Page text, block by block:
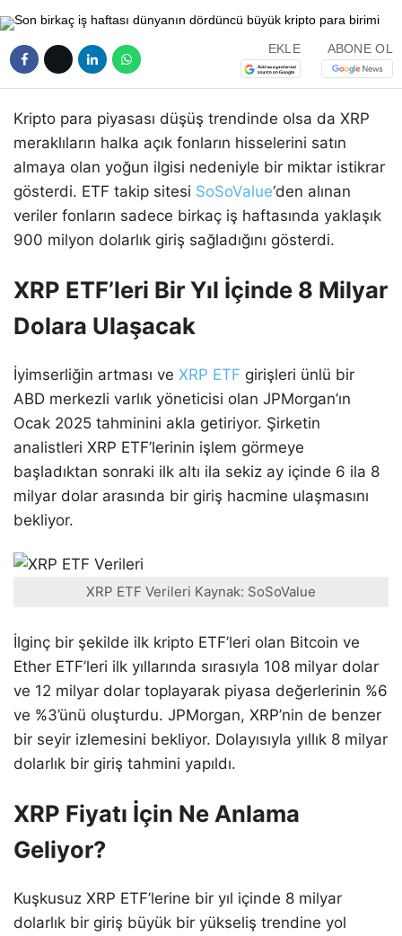
EKLE ABONE OL
Kripto para piyasası düşüş trendinde olsa da XRP
meraklıların halka açık fonların hisselerini satın
almaya olan yoğun ilgisi nedeniyle bir miktar istikrar
gösterdi. ETF takip sitesi SoSoValue‘den alınan
veriler fonların sadece birkaç iş haftasında yaklaşık
900 milyon dolarlık giriş sağladığını gösterdi.
XRP ETF’leri Bir Yıl İçinde 8 Milyar
Dolara Ulaşacak
İyimserliğin artması ve XRP ETF girişleri ünlü bir
ABD merkezli varlık yöneticisi olan JPMorgan’ın
Ocak 2025 tahminini akla getiriyor. Şirketin
analistleri XRP ETF’lerinin işlem görmeye
başladıktan sonraki ilk altı ila sekiz ay içinde 6 ila 8
milyar dolar arasında bir giriş hacmine ulaşmasını
bekliyor.
XRP ETF Verileri Kaynak: SoSoValue
İlginç bir şekilde ilk kripto ETF’leri olan Bitcoin ve
Ether ETF’leri ilk yıllarında sırasıyla 108 milyar dolar
ve 12 milyar dolar toplayarak piyasa değerlerinin %6
ve %3’ünü oluşturdu. JPMorgan, XRP’nin de benzer
bir seyir izlemesini bekliyor. Dolayısıyla yıllık 8 milyar
dolarlık bir giriş tahmini yapıldı.
XRP Fiyatı İçin Ne Anlama
Geliyor?
Kuşkusuz XRP ETF’lerine bir yıl içinde 8 milyar
dolarlık bir giriş büyük bir yükseliş trendine yol